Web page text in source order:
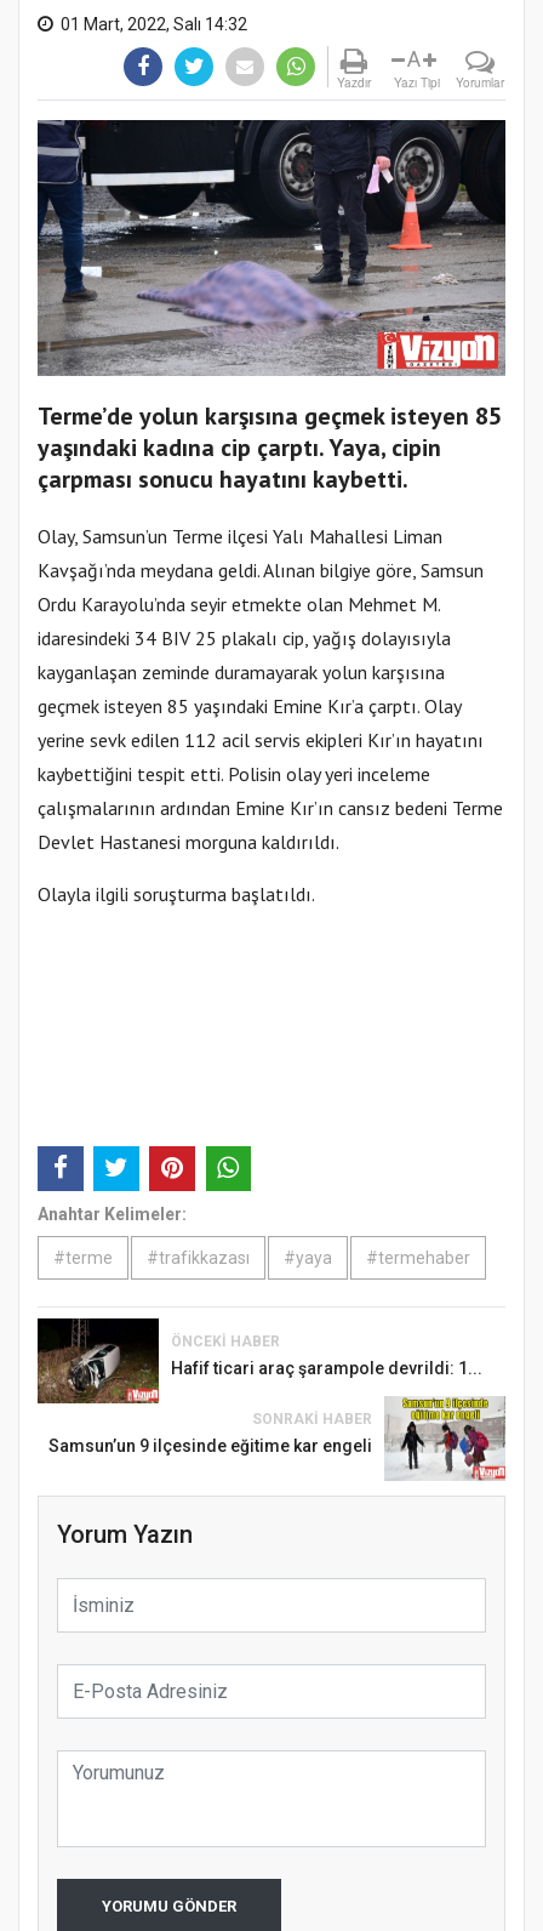
01 Mart, 2022, Salı 14:32
Yazdır
A
Yazı Tipi Yorumlar
Terme’de yolun karşısına geçmek isteyen 85
yaşındaki kadına cip çarptı. Yaya, cipin
çarpması sonucu hayatını kaybetti.
Olay, Samsun’un Terme ilçesi Yalı Mahallesi Liman
Kavşağı’nda meydana geldi. Alınan bilgiye göre, Samsun
Ordu Karayolu’nda seyir etmekte olan Mehmet M.
idaresindeki 34 BIV 25 plakalı cip, yağış dolayısıyla
kayganlaşan zeminde duramayarak yolun karşısına
geçmek isteyen 85 yaşındaki Emine Kır’a çarptı. Olay
yerine sevk edilen 112 acil servis ekipleri Kır’ın hayatını
kaybettiğini tespit etti. Polisin olay yeri inceleme
çalışmalarının ardından Emine Kır’ın cansız bedeni Terme
Devlet Hastanesi morguna kaldırıldı.
Olayla ilgili soruşturma başlatıldı.
Anahtar Kelimeler:
#terme #trafikkazası #yaya #termehaber
ÖNCEKI HABER
Hafif ticari araç şarampole devrildi: 1...
SONRAKI HABER
Samsun’un 9 ilçesinde eğitime kar engeli
Yorum Yazın
YORUMU GÖNDER